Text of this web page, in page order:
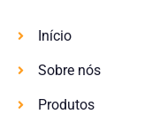
Início
Sobre nós
Produtos